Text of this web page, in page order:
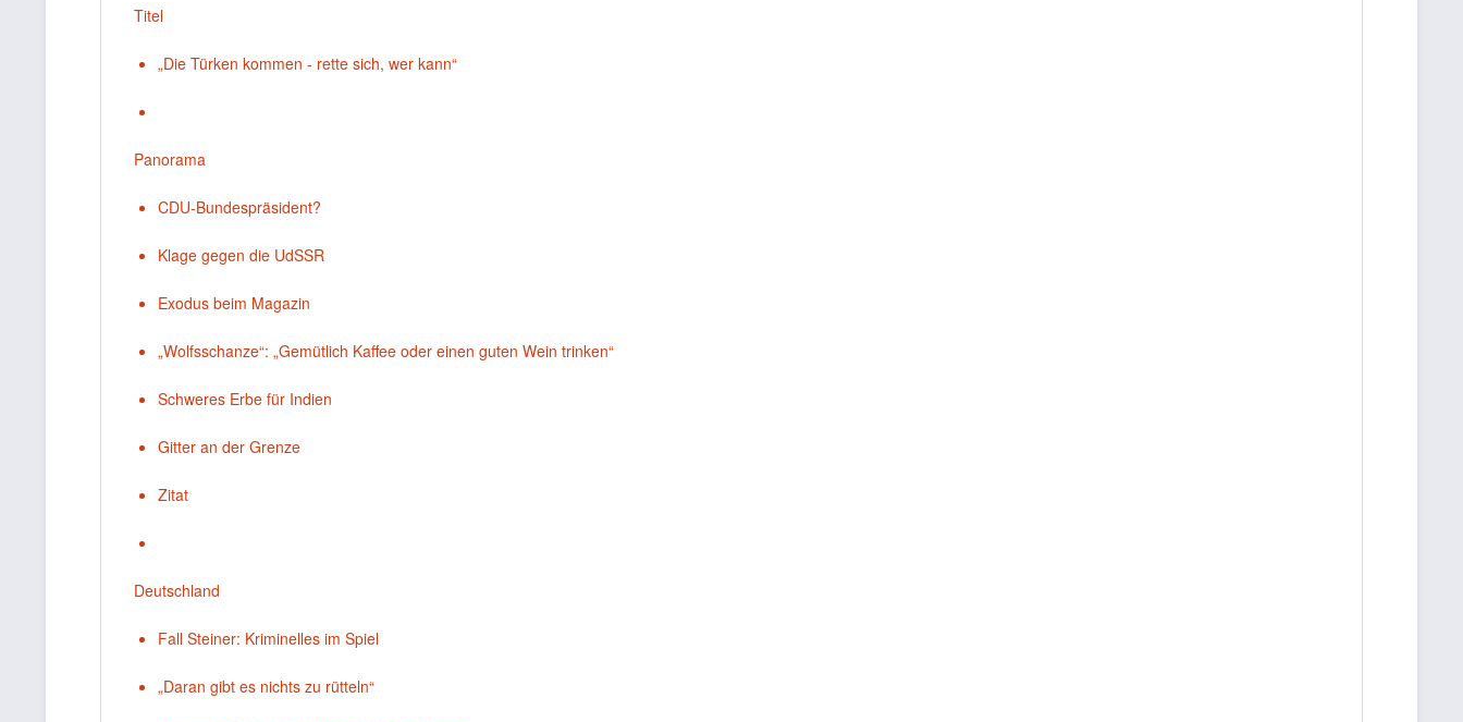
Titel
„Die Türken kommen - rette sich, wer kann“
Panorama
CDU-Bundespräsident?
Klage gegen die UdSSR
Exodus beim Magazin
„Wolfsschanze“: „Gemütlich Kaffee oder einen guten Wein trinken“
Schweres Erbe für Indien
Gitter an der Grenze
Zitat
Deutschland
Fall Steiner: Kriminelles im Spiel
„Daran gibt es nichts zu rütteln“